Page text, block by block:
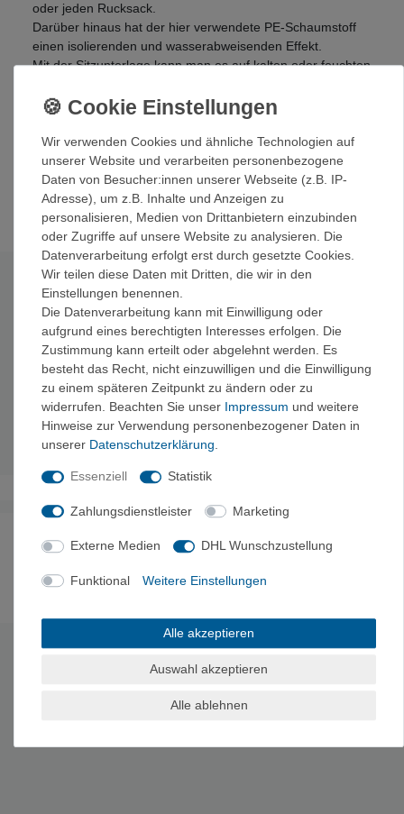
oder jeden Rucksack.
Darüber hinaus hat der hier verwendete PE-Schaumstoff
einen isolierenden und wasserabweisenden Effekt.
Mit der Sitzunterlage kann man es auf kalten oder feuchten
oder Rückenschmerzen.
Bestens geeignet für den Stadionbesuch, die Bergtour,
kalte Treppen / Steine, am Strand, romantische
Sonnenuntergänge...
Technische Daten
Maße:35x28x0,8 cm
Gewicht:35 g
Gefaltet: 3-fach
Material:Polyethylenschaum
Packmaß:ca. 9 x 28 x 3,5 cm
Noch sind keine Bewertungen vorhanden.
HERSTELLERINFORMATIONEN
Deutschland, relags@relags.de
Wir verwenden Cookies und ähnliche Technologien auf
unserer Website und verarbeiten personenbezogene
Daten von Besucher:innen unserer Webseite (z.B. IP-
Adresse), um z.B. Inhalte und Anzeigen zu
personalisieren, Medien von Drittanbietern einzubinden
oder Zugriffe auf unsere Website zu analysieren. Die
Datenverarbeitung erfolgt erst durch gesetzte Cookies.
Wir teilen diese Daten mit Dritten, die wir in den
Einstellungen benennen.
Die Datenverarbeitung kann mit Einwilligung oder
aufgrund eines berechtigten Interesses erfolgen. Die
Zustimmung kann erteilt oder abgelehnt werden. Es
besteht das Recht, nicht einzuwilligen und die Einwilligung
zu einem späteren Zeitpunkt zu ändern oder zu
widerrufen. Beachten Sie unser Impressum und weitere
Hinweise zur Verwendung personenbezogener Daten in
unserer Daten­schutz­erklärung.
Essenziell Statistik
Zahlungsdienstleister Marketing
Externe Medien DHL Wunschzustellung
Funktional Weitere Einstellungen
Alle akzeptieren
Auswahl akzeptieren
Alle ablehnen